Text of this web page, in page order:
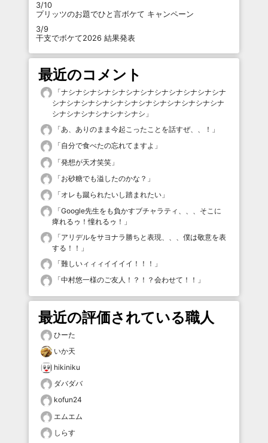
3/10
プリッツのお題でひと言ボケて キャンペーン
3/9
干支でボケて2026 結果発表
最近のコメント
「ナシナシナシナシナシナシナシナシナシナシナシナ
シナシナシナシナシナシナシナシナシナシナシナシナ
シナシナシナシナシナシナシ 」
「あ、ありのまま今起こったことを話すぜ、、！ 」
「自分で食べたの忘れてますよ 」
「発想が天才笑笑 」
「お砂糖でも溢したのかな？ 」
「オレも蹴られたいし踏まれたい 」
「Google先生をも負かすブチャラティ、、、そこに
痺れるゥ！憧れるゥ！ 」
「アリデルをサヨナラ勝ちと表現、、、僕は敬意を表
する！！ 」
「難しいィィィイイイイ！！！ 」
「中村悠一様のご友人！？！？会わせて！！ 」
最近の評価されている職人
ひーた
いか天
hikiniku
ダバダバ
kofun24
エムエム
しらす